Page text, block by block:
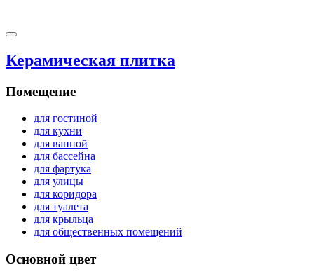
Керамическая плитка
Помещение
для гостиной
для кухни
для ванной
для бассейна
для фартука
для улицы
для коридора
для туалета
для крыльца
для общественных помещений
Основной цвет